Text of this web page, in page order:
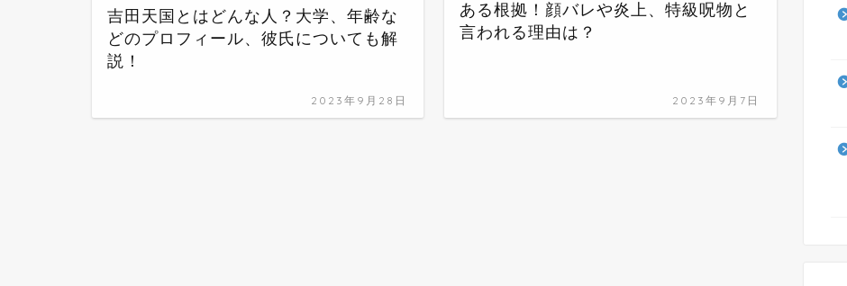
吉田天国とはどんな人？大学、年齢な
どのプロフィール、彼氏についても解
説！
2023年9月28日
ある根拠！顔バレや炎上、特級呪物と
言われる理由は？
2023年9月7日